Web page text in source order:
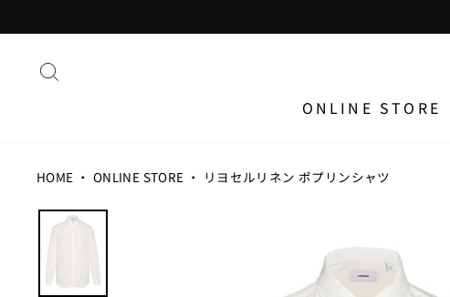
ONLINE STORE
HOME ・ ONLINE STORE ・ リヨセルリネン ポプリンシャツ